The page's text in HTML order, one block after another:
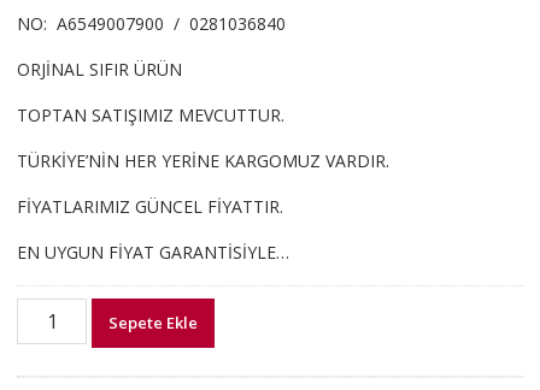
NO: A6549007900 / 0281036840
ORJİNAL SIFIR ÜRÜN
TOPTAN SATIŞIMIZ MEVCUTTUR.
TÜRKİYE’NİN HER YERİNE KARGOMUZ VARDIR.
FİYATLARIMIZ GÜNCEL FİYATTIR.
EN UYGUN FİYAT GARANTİSİYLE…
A6549007900
Sepete Ekle